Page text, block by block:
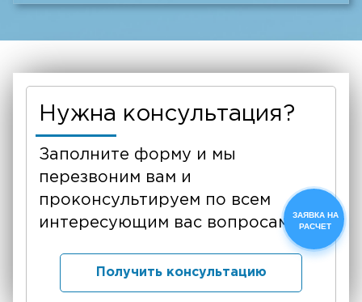
Нужна консультация?
Заполните форму и мы
перезвоним вам и
проконсультируем по всем
интересующим вас вопросам
Получить консультацию
ЗАЯВКА НА
РАСЧЕТ